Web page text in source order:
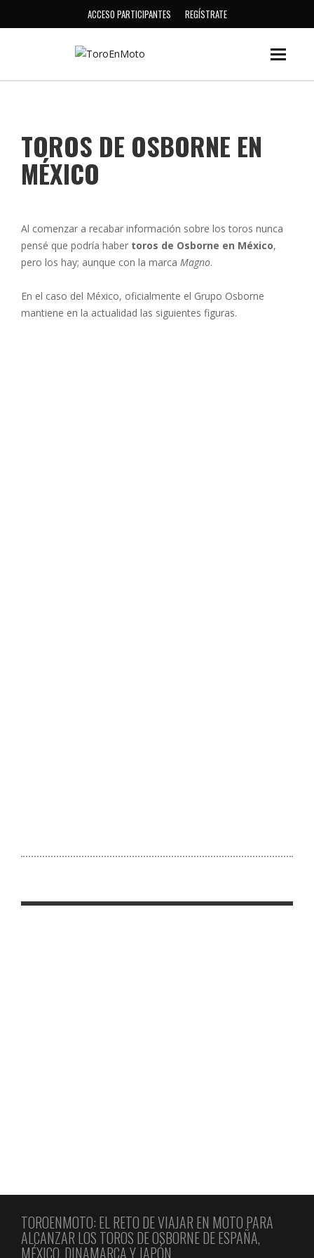
ACCESO PARTICIPANTES REGÍSTRATE
TOROS DE OSBORNE EN
MÉXICO
Al comenzar a recabar información sobre los toros nunca
pensé que podría haber toros de Osborne en México,
pero los hay; aunque con la marca Magno.
En el caso del México, oficialmente el Grupo Osborne
mantiene en la actualidad las siguientes figuras.
TOROENMOTO: EL RETO DE VIAJAR EN MOTO PARA
ALCANZAR LOS TOROS DE OSBORNE DE ESPAÑA,
MÉXICO, DINAMARCA Y JAPÓN